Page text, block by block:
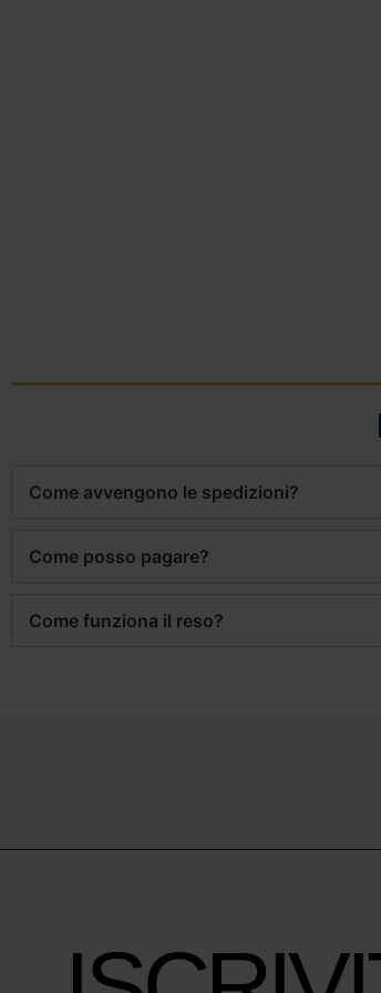
Come avvengono le spedizioni?
Come posso pagare?
Come funziona il reso?